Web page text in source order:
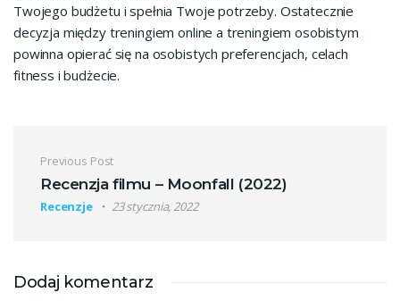
Twojego budżetu i spełnia Twoje potrzeby. Ostatecznie
decyzja między treningiem online a treningiem osobistym
powinna opierać się na osobistych preferencjach, celach
fitness i budżecie.
Nawigacja wpisu
Previous Post
Recenzja filmu – Moonfall (2022)
Recenzje 23 stycznia, 2022
Dodaj komentarz